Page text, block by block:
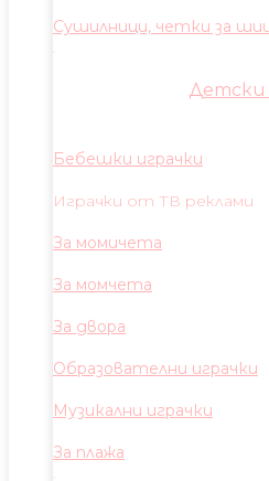
Сушилници, четки за
Детски
Бебешки играчки
Играчки от ТВ реклами
За момичета
За момчета
За двора
Образователни играчки
Музикални играчки
За плажа